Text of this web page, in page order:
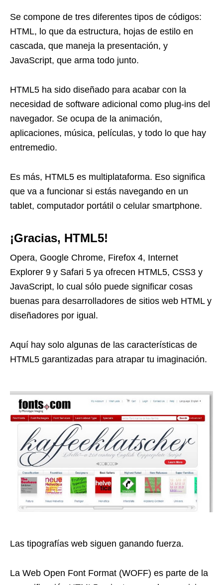
Se compone de tres diferentes tipos de códigos:
HTML, lo que da estructura, hojas de estilo en
cascada, que maneja la presentación, y
JavaScript, que arma todo junto.
HTML5 ha sido diseñado para acabar con la
necesidad de software adicional como plug-ins del
navegador. Se ocupa de la animación,
aplicaciones, música, películas, y todo lo que hay
entremedio.
Es más, HTML5 es multiplataforma. Eso significa
que va a funcionar si estás navegando en un
tablet, computador portátil o celular smartphone.
¡Gracias, HTML5!
Opera, Google Chrome, Firefox 4, Internet
Explorer 9 y Safari 5 ya ofrecen HTML5, CSS3 y
JavaScript, lo cual sólo puede significar cosas
buenas para desarrolladores de sitios web HTML y
diseñadores por igual.
Aquí hay solo algunas de las características de
HTML5 garantizadas para atrapar tu imaginación.
Las tipografías web siguen ganando fuerza.
La Web Open Font Format (WOFF) es parte de la